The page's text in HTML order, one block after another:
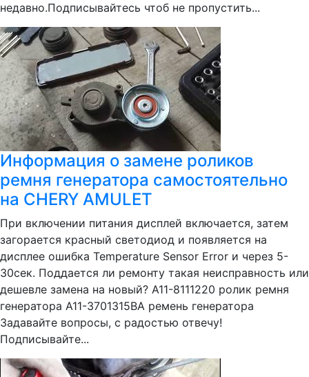
недавно.Подписывайтесь чтоб не пропустить...
Информация о замене роликов
ремня генератора самостоятельно
на CHERY AMULET
При включении питания дисплей включается, затем
загорается красный светодиод и появляется на
дисплее ошибка Temperature Sensor Error и через 5-
30сек. Поддается ли ремонту такая неисправность или
дешевле замена на новый? A11-8111220 ролик ремня
генератора A11-3701315BA ремень генератора
Задавайте вопросы, с радостью отвечу!
Подписывайте...